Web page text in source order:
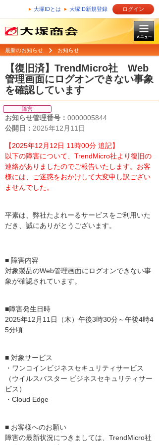
大塚IDとは 大塚ID新規登録 ログイン
最新のお知らせ お知らせ
【復旧済】TrendMicro社 Web
管理画面にログオンできない事象
を確認しています
障害
お知らせ管理番号： 0000005844
公開日： 2025年12月11日
【2025年12月12日 11時00分 追記】
以下の障害について、TrendMicro社より復旧の
連絡がありましたのでご報告いたします。お客
様には、ご迷惑をおかけして大変申し訳ござい
ませんでした。
平素は、弊社たよれーるサービスをご利用いた
だき、誠にありがとうございます。
■ 障害内容
対象製品のWeb管理画面にログオンできない事
象が確認されています。
■障害発生日時
2025年12月11日（木）午後3時30分～午後4時4
5分頃
■ 対象サービス
・ワンコインビジネスセキュリティサービス
（ウイルスバスター ビジネスセキュリティサー
ビス）
・Cloud Edge
■ お客様へのお願い
障害の最新状況につきましては、TrendMicro社